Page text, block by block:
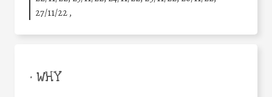
27/11/22 ,
• WHY